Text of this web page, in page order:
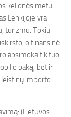
kelionės metu.
Lenkijoje yra
turizmu. Tokiu
o finansinė
apsimoka tik tuo
baką, bet ir
leistinų importo
(Lietuvos